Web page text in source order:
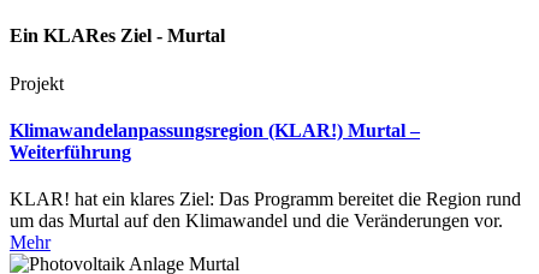
Ein KLARes Ziel - Murtal
Projekt
Klimawandelanpassungsregion (KLAR!) Murtal –
Weiterführung
KLAR! hat ein klares Ziel: Das Programm bereitet die Region rund
um das Murtal auf den Klimawandel und die Veränderungen vor.
Mehr